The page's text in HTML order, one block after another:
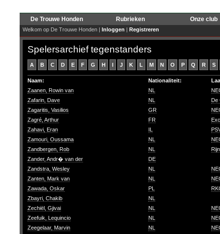
De Trouwe Honden Rubrieken Onze club
Welkom op De Trouwe Honden | Inloggen | Registreren
Spelersarchief tegenstanders
A B C D E F G H I J K L M N O P Q R S
Naam: Nationaliteit:
Zaanen, Rowin van
NL
Zafarin, Dave
NL
De
Zagaritis, Vasilios
GR
Zagré, Arthur
FR
Zahavi, Eran
IL
Zamouri, Oussama
NL
Zandbergen, Rob
NL
Zander, Andr� van der
DE
Zandstra, Wesley
NL
Zanten, Mark van
NL
Zawada, Oskar
PL
Zbayri, Chakib
NL
Zechiël, Gjivai
NL
Zeefuik, Lequincio
NL
Zeegelaar, Marvin
NL